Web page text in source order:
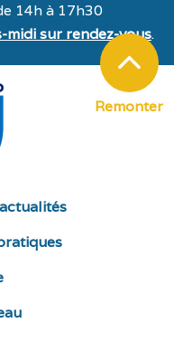
14h à 17h30
midi sur rendez-vous.
Remonter